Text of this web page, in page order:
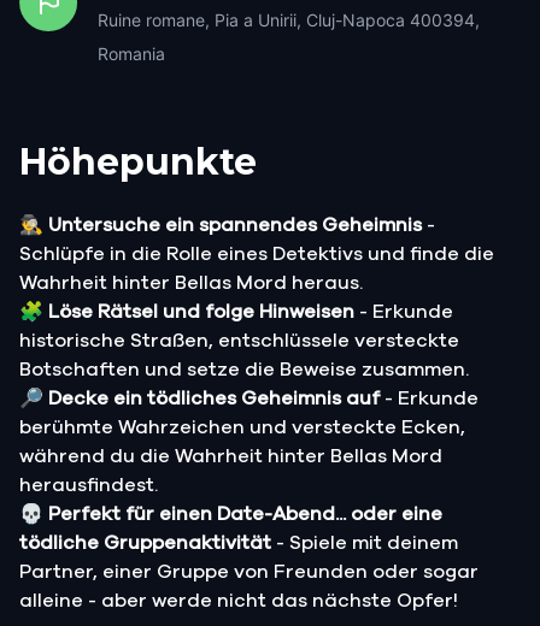
Ruine romane, Pia a Unirii, Cluj-Napoca 400394,
Romania
Höhepunkte
🕵️‍♂️ Untersuche ein spannendes Geheimnis-
Schlüpfe in die Rolle eines Detektivs und finde die
Wahrheit hinter Bellas Mord heraus.
🧩 Löse Rätsel und folge Hinweisen - Erkunde
historische Straßen, entschlüssele versteckte
Botschaften und setze die Beweise zusammen.
🔎 Decke ein tödliches Geheimnis auf- Erkunde
berühmte Wahrzeichen und versteckte Ecken,
während du die Wahrheit hinter Bellas Mord
herausfindest.
💀 Perfekt für einen Date-Abend... oder eine
tödliche Gruppenaktivität - Spiele mit deinem
Partner, einer Gruppe von Freunden oder sogar
alleine - aber werde nicht das nächste Opfer!